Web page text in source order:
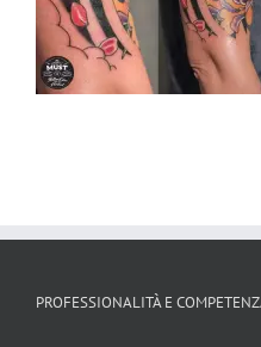
PROFESSIONALITÀ E